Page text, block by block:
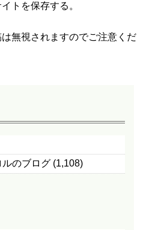
トを保存する。
無視されますのでご注意くだ
のブログ (1,108)